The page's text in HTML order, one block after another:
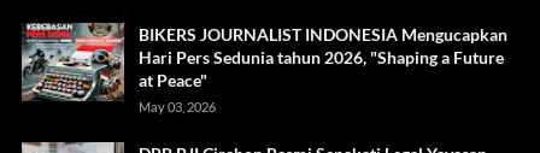
BIKERS JOURNALIST INDONESIA Mengucapkan
Hari Pers Sedunia tahun 2026, "Shaping a Future
at Peace"
May 03, 2026